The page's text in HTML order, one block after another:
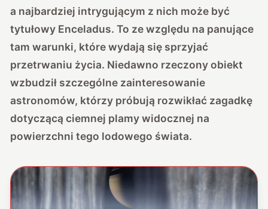
a najbardziej intrygującym z nich może być
tytułowy Enceladus. To ze względu na panujące
tam warunki, które wydają się sprzyjać
przetrwaniu życia. Niedawno rzeczony obiekt
wzbudził szczególne zainteresowanie
astronomów, którzy próbują rozwikłać zagadkę
dotyczącą ciemnej plamy widocznej na
powierzchni tego lodowego świata.